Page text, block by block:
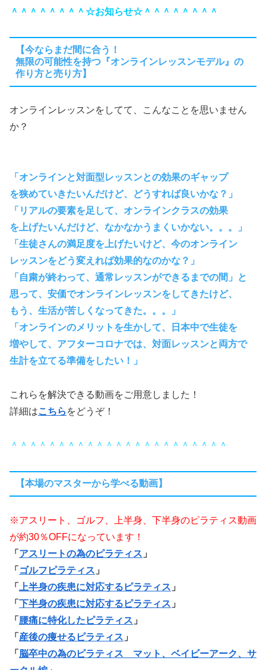
＾＾＾＾＾＾＾＾☆お知らせ☆＾＾＾＾＾＾＾＾
【今ならまだ間に合う！
無限の可能性を持つ『オンラインレッスンモデル』の
作り方と売り方】
オンラインレッスンをしてて、こんなことを思いません
か？
「オンラインと対面型レッスンとの効果のギャップ
を狭めていきたいんだけど、どうすれば良いかな？」
「リアルの要素を足して、オンラインクラスの効果
を上げたいんだけど、なかなかうまくいかない。。。」
「生徒さんの満足度を上げたいけど、今のオンライン
レッスンをどう変えれば効果的なのかな？」
「自粛が終わって、通常レッスンができるまでの間」と
思って、安価でオンラインレッスンをしてきたけど、
もう、生活が苦しくなってきた。。。」
「オンラインのメリットを生かして、日本中で生徒を
増やして、アフターコロナでは、対面レッスンと両方で
生計を立てる準備をしたい！」
これらを解決できる動画をご用意しました！
詳細はこちら をどうぞ！
＾＾＾＾＾＾＾＾＾＾＾＾＾＾＾＾＾＾＾＾＾＾＾
【本場のマスターから学べる動画】
※アスリート、ゴルフ、上半身、下半身のピラティス動画
が約30％OFFになっています！
「 アスリートの為のピラティス 」
「 ゴルフピラティス 」
「
上半身の疾患に対応するピラティス 」
「 下半身の疾患に対応するピラティス 」
「 腰痛に特化したピラティス 」
「 産後の痩せるピラティス 」
「 脳卒中の為のピラティス マット、ベイビーアーク、サ